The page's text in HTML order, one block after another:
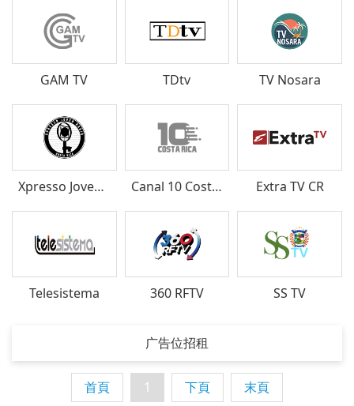
GAM TV TDtv TV Nosara
Xpresso Joven Radio Canal 10 Costa Rica Extra TV CR
Telesistema 360 RFTV SS TV
广告位招租
首頁 1 下頁 末頁